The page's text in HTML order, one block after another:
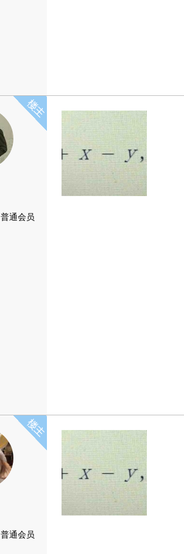
普通会员
普通会员